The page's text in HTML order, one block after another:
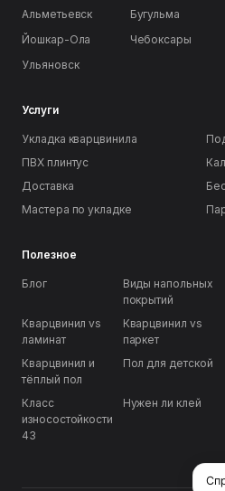
Альметьевск
Бугульма
Йошкар-Ола
Чебоксары
Ульяновск
Услуги
Укладка кварцвинила
ПВХ плинтус
Доставка
Мастера по укладке
Полезное
Блог
Виды напольных
покрытий
Кварцвинил vs
ламинат
Кварцвинил vs
паркет
Кварцвинил и
тёплый пол
Пол для детской
Класс
износостойкости
43
Нужен ли клей